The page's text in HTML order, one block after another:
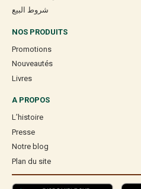
شروط البيع
NOS PRODUITS
Promotions
Nouveautés
Livres
A PROPOS
L’histoire
Presse
Notre blog
Plan du site